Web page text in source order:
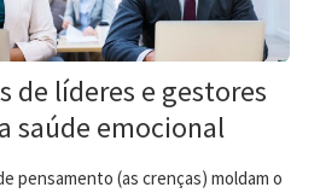
de líderes e gestores
saúde emocional
pensamento (as crenças) moldam o